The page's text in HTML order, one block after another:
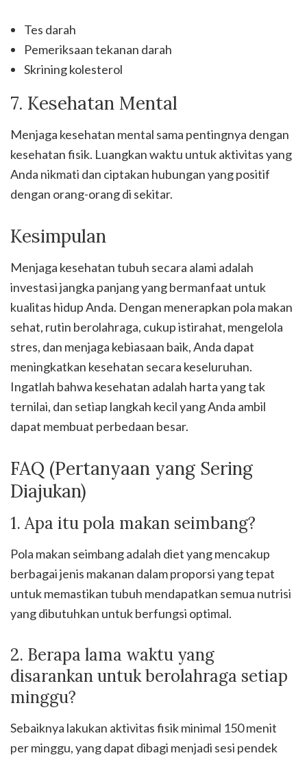
Tes darah
Pemeriksaan tekanan darah
Skrining kolesterol
7. Kesehatan Mental
Menjaga kesehatan mental sama pentingnya dengan
kesehatan fisik. Luangkan waktu untuk aktivitas yang
Anda nikmati dan ciptakan hubungan yang positif
dengan orang-orang di sekitar.
Kesimpulan
Menjaga kesehatan tubuh secara alami adalah
investasi jangka panjang yang bermanfaat untuk
kualitas hidup Anda. Dengan menerapkan pola makan
sehat, rutin berolahraga, cukup istirahat, mengelola
stres, dan menjaga kebiasaan baik, Anda dapat
meningkatkan kesehatan secara keseluruhan.
Ingatlah bahwa kesehatan adalah harta yang tak
ternilai, dan setiap langkah kecil yang Anda ambil
dapat membuat perbedaan besar.
FAQ (Pertanyaan yang Sering
Diajukan)
1. Apa itu pola makan seimbang?
Pola makan seimbang adalah diet yang mencakup
berbagai jenis makanan dalam proporsi yang tepat
untuk memastikan tubuh mendapatkan semua nutrisi
yang dibutuhkan untuk berfungsi optimal.
2. Berapa lama waktu yang
disarankan untuk berolahraga setiap
minggu?
Sebaiknya lakukan aktivitas fisik minimal 150 menit
per minggu, yang dapat dibagi menjadi sesi pendek